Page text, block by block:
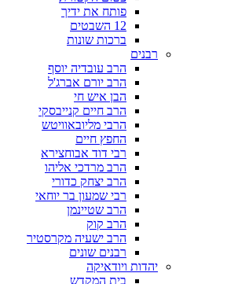
פותח את ידיך
12 השבטים
ברכות שונות
רבנים
הרב עובדיה יוסף
הרב יורם אברג'ל
הבן איש חי
הרב חיים קנייבסקי
הרבי מליובאוויטש
החפץ חיים
רבי דוד אבוחצירא
הרב מרדכי אליהו
הרב יצחק כדורי
רבי שמעון בר יוחאי
הרב שטיינמן
הרב קוק
הרב ישעיה מקרסטיר
רבנים שונים
יהדות ויודאיקה
בית המקדש